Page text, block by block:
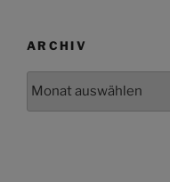
ARCHIV